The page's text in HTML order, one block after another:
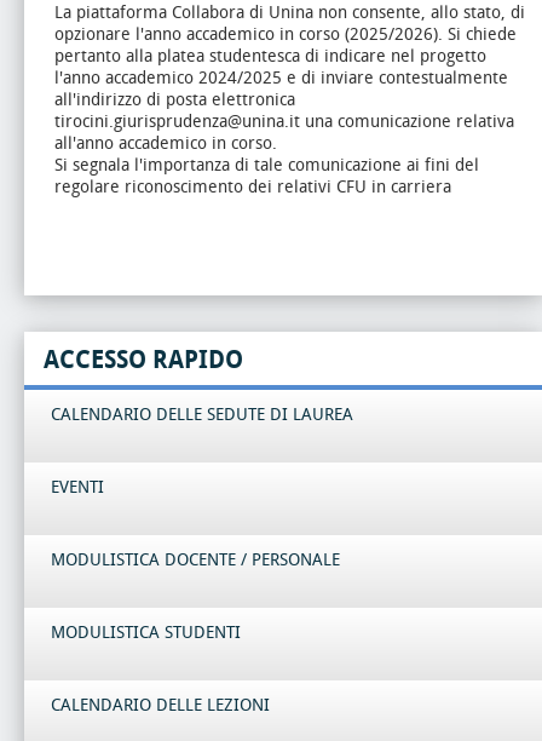
La piattaforma Collabora di Unina non consente, allo stato, di
opzionare l'anno accademico in corso (2025/2026). Si chiede
pertanto alla platea studentesca di indicare nel progetto
l'anno accademico 2024/2025 e di inviare contestualmente
all'indirizzo di posta elettronica
tirocini.giurisprudenza@unina.it una comunicazione relativa
all'anno accademico in corso.
Si segnala l'importanza di tale comunicazione ai fini del
regolare riconoscimento dei relativi CFU in carriera
ACCESSO RAPIDO
CALENDARIO DELLE SEDUTE DI LAUREA
EVENTI
MODULISTICA DOCENTE / PERSONALE
MODULISTICA STUDENTI
CALENDARIO DELLE LEZIONI